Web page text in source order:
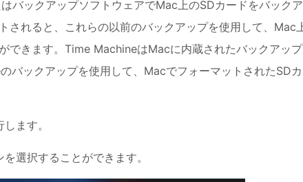
バックアップソフトウェアでMac上のSDカードをバック
されると、これらの以前のバックアップを使用して、Mac
できます。Time MachineはMacに内蔵されたバックアッ
バックアップを使用して、MacでフォーマットされたSD
ます。
選択することができます。